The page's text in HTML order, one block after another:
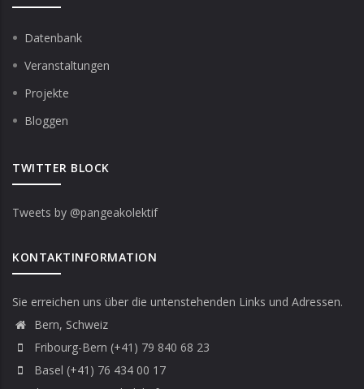
Datenbank
Veranstaltungen
Projekte
Bloggen
TWITTER BLOCK
Tweets by @pangeakolektif
KONTAKTINFORMATION
Sie erreichen uns über die untenstehenden Links und Adressen.
Bern, Schweiz
Fribourg-Bern (+41) 79 840 68 23
Basel (+41) 76 434 00 17